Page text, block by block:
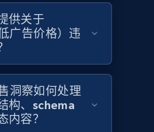
Description, Initial
Reviews count, and
global dataset - Collects
供关于
广告价格）违
洞察如何处理
构、schema
内容？